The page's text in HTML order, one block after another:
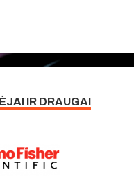
IR DRAUGAI